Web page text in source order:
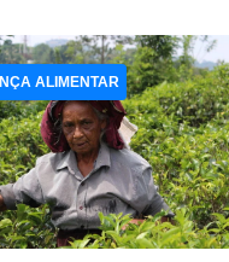
ALIMENTAR